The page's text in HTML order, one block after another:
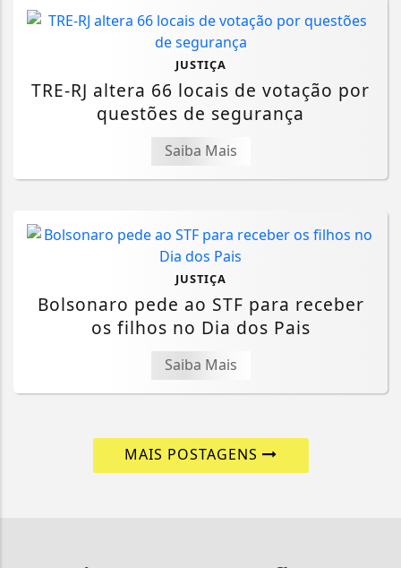
JUSTIÇA
TRE-RJ altera 66 locais de votação por
questões de segurança
Saiba Mais
JUSTIÇA
Bolsonaro pede ao STF para receber
os filhos no Dia dos Pais
Saiba Mais
MAIS POSTAGENS